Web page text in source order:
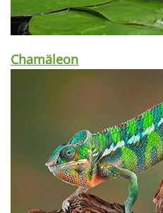
Chamäleon